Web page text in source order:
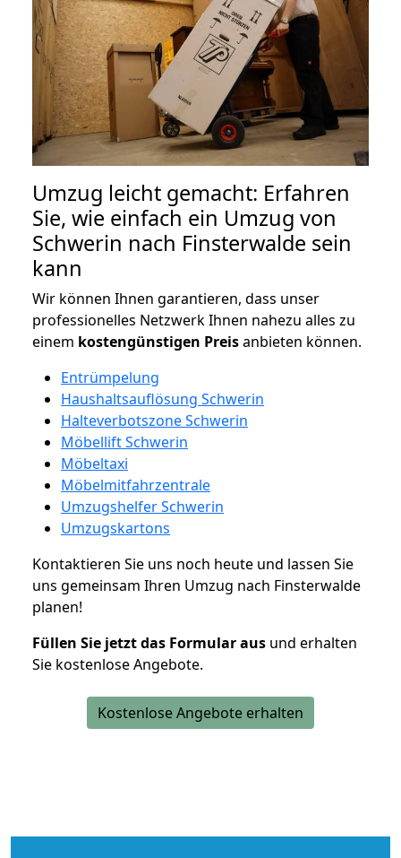
Umzug leicht gemacht: Erfahren
Sie, wie einfach ein Umzug von
Schwerin nach Finsterwalde sein
kann
Wir können Ihnen garantieren, dass unser
professionelles Netzwerk Ihnen nahezu alles zu
einem kostengünstigen Preisanbieten können.
Entrümpelung
Haushaltsauflösung Schwerin
Halteverbotszone Schwerin
Möbellift Schwerin
Möbeltaxi
Möbelmitfahrzentrale
Umzugshelfer Schwerin
Umzugskartons
Kontaktieren Sie uns noch heute und lassen Sie
uns gemeinsam Ihren Umzug nach Finsterwalde
planen!
Füllen Sie jetzt das Formular aus und erhalten
Sie kostenlose Angebote.
Kostenlose Angebote erhalten